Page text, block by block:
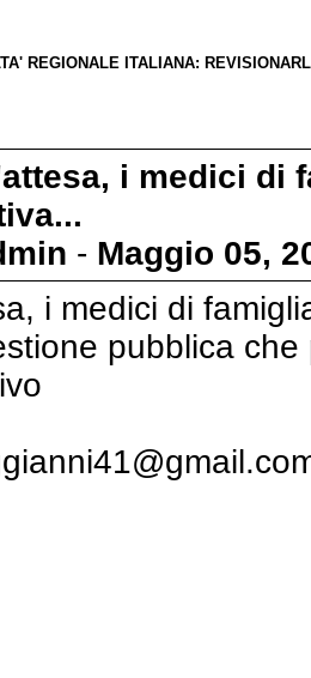
REGIONALE ITALIANA:
i medici di
- Maggio 05,
i medici di
pubblica